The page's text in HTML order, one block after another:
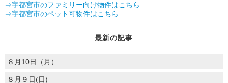
⇒宇都宮市のファミリー向け物件はこちら
⇒宇都宮市のペット可物件はこちら
最新の記事
８月10日（月）
８月９日(日)